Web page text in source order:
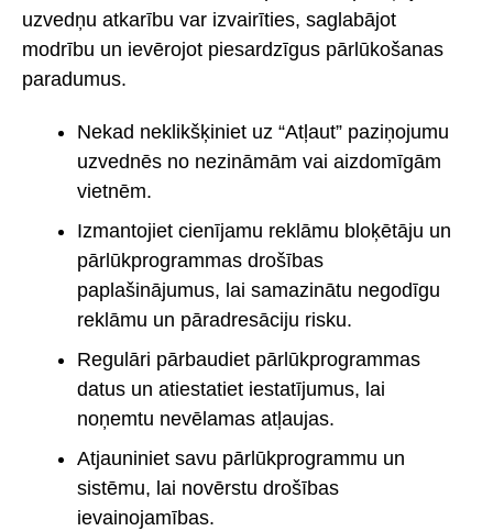
uzvedņu atkarību var izvairīties, saglabājot
modrību un ievērojot piesardzīgus pārlūkošanas
paradumus.
Nekad neklikšķiniet uz “Atļaut” paziņojumu
uzvednēs no nezināmām vai aizdomīgām
vietnēm.
Izmantojiet cienījamu reklāmu bloķētāju un
pārlūkprogrammas drošības
paplašinājumus, lai samazinātu negodīgu
reklāmu un pāradresāciju risku.
Regulāri pārbaudiet pārlūkprogrammas
datus un atiestatiet iestatījumus, lai
noņemtu nevēlamas atļaujas.
Atjauniniet savu pārlūkprogrammu un
sistēmu, lai novērstu drošības
ievainojamības.